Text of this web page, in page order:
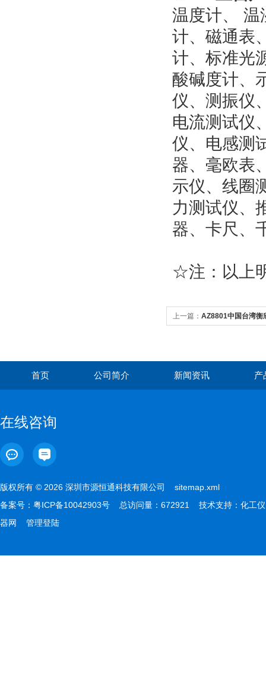
温度计、
温
计、 磁通表
计、 标准光
酸碱度计、
仪、 测振仪
电流测试仪
仪、 电感测
器、毫欧表
示仪、 线圈
力测试仪、
器、卡尺、
☆注：以上
上一篇： AZ8801中国台湾衡
首页 公司简介 新闻资讯 产
在线咨询
版权所有 © 2026 深圳市源恒通科技有限公司 sitemap.xml
备案号： 粤ICP备10042903号 总访问量：672921 技术支持： 化工仪
器网
管理登陆